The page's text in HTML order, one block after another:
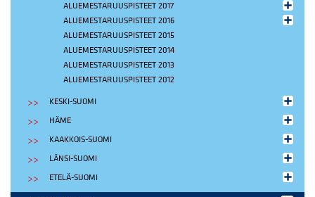
ALUEMESTARUUSPISTEET 2017
ALUEMESTARUUSPISTEET 2016
ALUEMESTARUUSPISTEET 2015
ALUEMESTARUUSPISTEET 2014
ALUEMESTARUUSPISTEET 2013
ALUEMESTARUUSPISTEET 2012
KESKI-SUOMI
HÄME
KAAKKOIS-SUOMI
LÄNSI-SUOMI
ETELÄ-SUOMI